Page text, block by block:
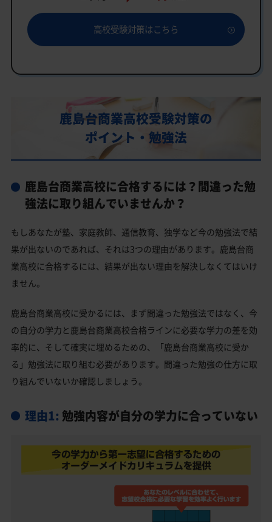
鹿島台商業高校受験専門のオンライン家庭教師「い
つでもクイック指導」もご用意
鹿島台商業高校の特徴
部活動
鹿島台商業高校の偏差値
鹿島台商業高校合格に必要な内申点の目安
内申点の計算方法
鹿島台商業高校合格するには内申点と偏差値両方が必要
鹿島台商業高校卒業生の主な大学進学実績
私立大学
鹿島台商業高校と偏差値が近い私立・国立高校一覧
大崎市の他の公立高校
大崎市の他の私立高校
鹿島台商業高校受験生からのよくある質問
高校受験対策はこちら
鹿島台商業高校受験対策の
ポイント・勉強法
鹿島台商業高校に合格するには？間違った勉
強法に取り組んでいませんか？
もしあなたが塾、家庭教師、通信教育、独学など今の勉強法で結
果が出ないのであれば、それは3つの理由があります。鹿島台商
業高校に合格するには、結果が出ない理由を解決しなくてはいけ
ません。
鹿島台商業高校に受かるには、まず間違った勉強法ではなく、今
の自分の学力と鹿島台商業高校合格ラインに必要な学力の差を効
率的に、そして確実に埋めるための、「鹿島台商業高校に受か
る」勉強法に取り組む必要があります。間違った勉強の仕方に取
り組んでいないか確認しましょう。
理由1: 勉強内容が自分の学力に合っていない